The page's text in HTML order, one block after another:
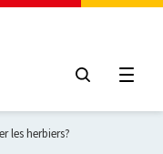
contenu principal
les herbiers?